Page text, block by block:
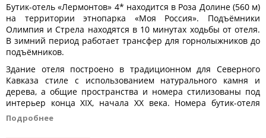
Бутик-отель «Лермонтов» 4* находится в Роза Долине (560 м)
на территории этнопарка «Моя Россия». Подъёмники
Олимпия и Стрела находятся в 10 минутах ходьбы от отеля.
В зимний период работает трансфер для горнолыжников до
подъёмников.
Здание отеля построено в традиционном для Северного
Кавказа стиле с использованием натурального камня и
дерева, а общие пространства и номера стилизованы под
интерьер конца XIX, начала XX века. Номера бутик-отеля
«Лермонтов» 4* укомплектованы современной мебелью и
бытовой техникой, итальянскими халатами и постельным
Подробнее